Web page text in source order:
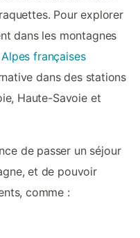
Pour explorer
dans les montagnes
françaises
dans des stations
Haute-Savoie et
de passer un séjour
et de pouvoir
comme :